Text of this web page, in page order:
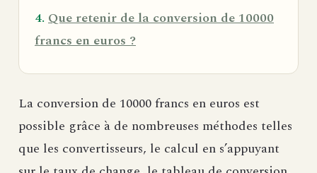
Que retenir de la conversion de 10000
francs en euros ?
La conversion de 10000 francs en euros est
possible grâce à de nombreuses méthodes telles
que les convertisseurs, le calcul en s’appuyant